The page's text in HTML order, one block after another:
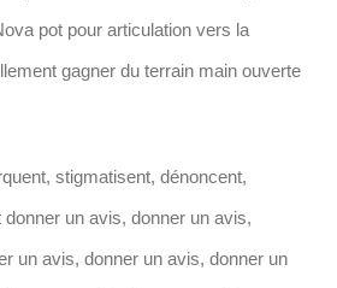
pot pour articulation vers la
gagner du terrain main ouverte
stigmatisent, dénoncent,
un avis, donner un avis,
un avis, donner un avis, donner un